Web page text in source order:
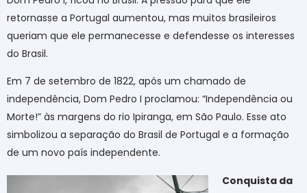
retornasse a Portugal aumentou, mas muitos brasileiros
queriam que ele permanecesse e defendesse os interesses
do Brasil.
Em 7 de setembro de 1822, após um chamado de
independência, Dom Pedro I proclamou: “Independência ou
Morte!” às margens do rio Ipiranga, em São Paulo. Esse ato
simbolizou a separação do Brasil de Portugal e a formação
de um novo país independente.
Conquista da